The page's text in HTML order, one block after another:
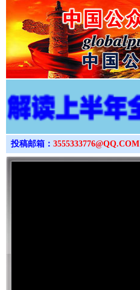
投稿邮箱： 3555333776@QQ.COM